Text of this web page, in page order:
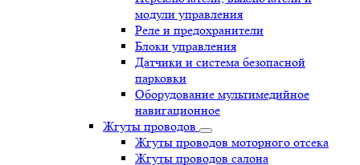
модули управления
Реле и предохранители
Блоки управления
Датчики и система безопасной
парковки
Оборудование мультимедийное
навигационное
Жгуты проводов
Жгуты проводов моторного отсека
Жгуты проводов салона